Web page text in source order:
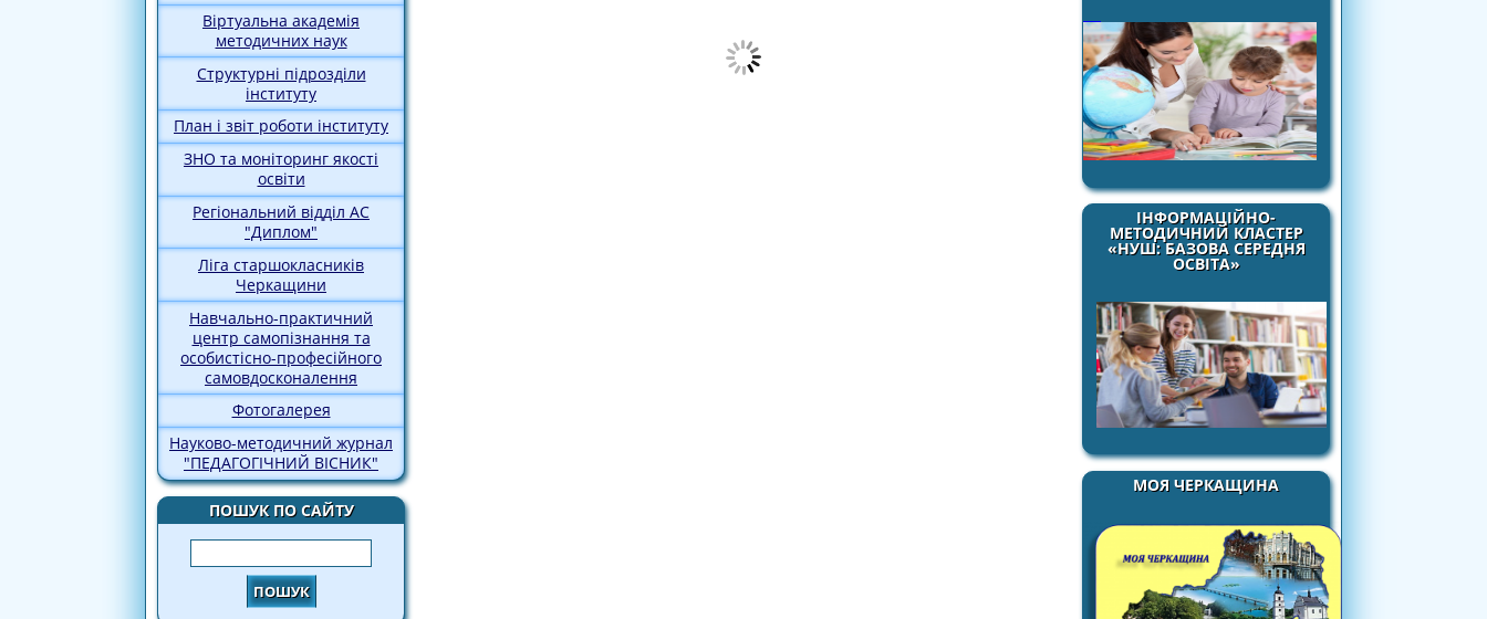
Віртуальна академія
методичних наук
Структурні підрозділи
інституту
План і звіт роботи інституту
ЗНО та моніторинг якості
освіти
Регіональний відділ АС
"Диплом"
Ліга старшокласників
Черкащини
Навчально-практичний
центр самопізнання та
особистісно-професійного
самовдосконалення
Фотогалерея
Науково-методичний журнал
"ПЕДАГОГІЧНИЙ ВІСНИК"
ПОШУК ПО САЙТУ
Пошук
ІНФОРМАЦІЙНО-
МЕТОДИЧНИЙ КЛАСТЕР
«НУШ: БАЗОВА СЕРЕДНЯ
ОСВІТА»
МОЯ ЧЕРКАЩИНА